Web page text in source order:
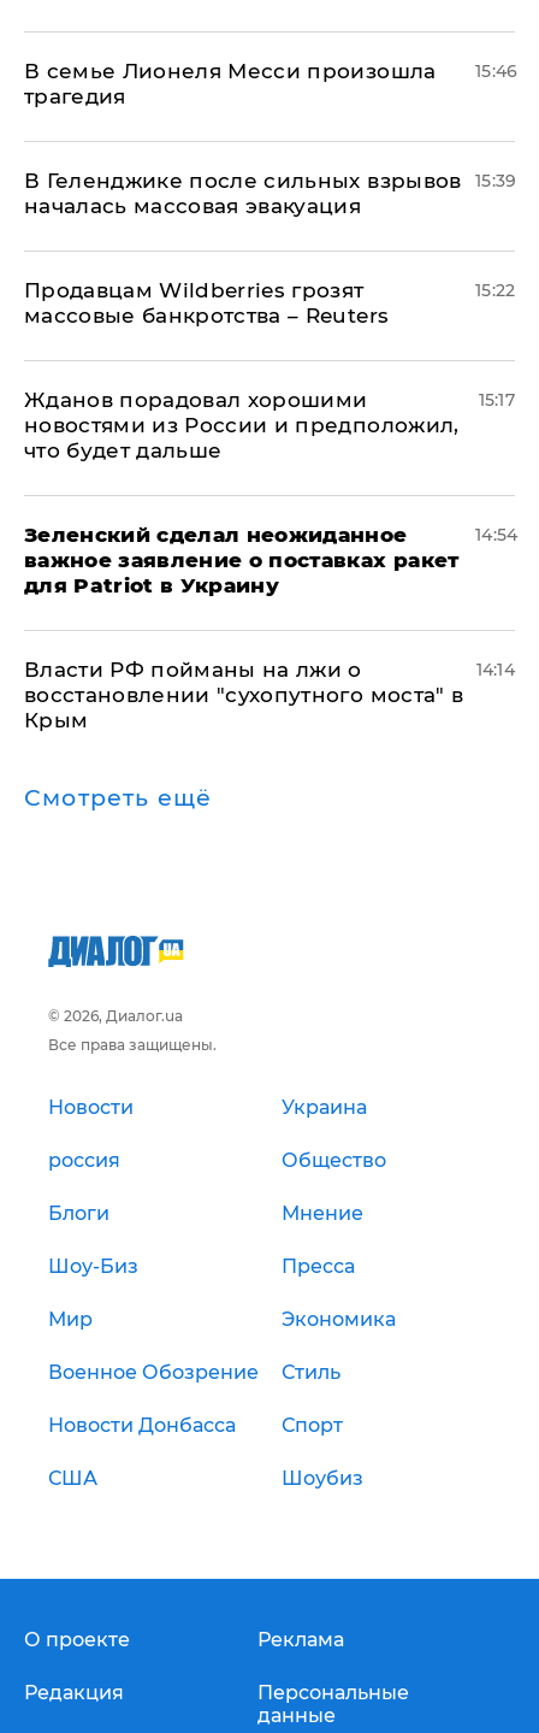
В семье Лионеля Месси произошла
трагедия
15:46
В Геленджике после сильных взрывов
началась массовая эвакуация
15:39
Продавцам Wildberries грозят
массовые банкротства – Reuters
15:22
Жданов порадовал хорошими
новостями из России и предположил,
что будет дальше
15:17
Зеленский сделал неожиданное
важное заявление о поставках ракет
для Patriot в Украину
14:54
Власти РФ пойманы на лжи о
восстановлении "сухопутного моста" в
Крым
14:14
Смотреть ещё
© 2026, Диалог.ua
Все права защищены.
Новости Украина
россия Общество
Блоги Мнение
Шоу-Биз Пресса
Мир Экономика
Военное Обозрение Стиль
Новости Донбасса Спорт
США Шоубиз
О проекте
Редакция
Реклама
Персональные
данные